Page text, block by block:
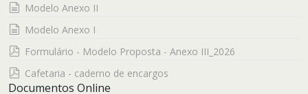
documento
Modelo Anexo II
documento
Modelo Anexo I
pdf
Formulário - Modelo Proposta - Anexo III_2026
pdf
Cafetaria - caderno de encargos
Documentos Online